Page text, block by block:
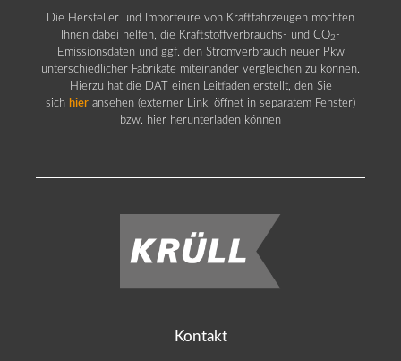
Die Hersteller und Importeure von Kraftfahrzeugen möchten
Ihnen dabei helfen, die Kraftstoffverbrauchs- und CO2 -
Emissionsdaten und ggf. den Stromverbrauch neuer Pkw
unterschiedlicher Fabrikate miteinander vergleichen zu können.
Hierzu hat die DAT einen Leitfaden erstellt, den Sie
sich hier ansehen (externer Link, öffnet in separatem Fenster)
bzw. hier herunterladen können
Kontakt